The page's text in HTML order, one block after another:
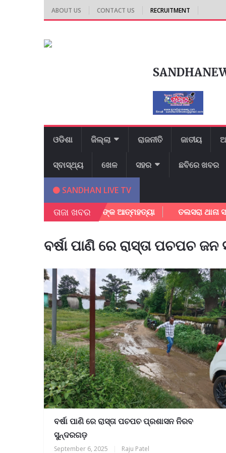
ABOUT US CONTACT US RECRUITMENT
ଓଡିଶା ଜିଲ୍ଲା ରାଜନୀତି ଜାତୀୟ
ସ୍ବାସ୍ଥ୍ୟ ଖେଳ ସହର ଛବିରେ ଖବର
SANDHAN LIVE TV
ତାଜା ଖବର
ନୀବାସରେ ଛାତ୍ରୀ ଙ୍କ ଆତ୍ମହତ୍ୟା ତଲସରା ଥାନା ସାମ୍ନା
ବର୍ଷା ପାଣି ରେ ରାସ୍ତା ପଚପଚ
ବର୍ଷା ପାଣି ରେ ରାସ୍ତା ପଚପଚ ପ୍ରଶାସନ ନିରବ
ସୁନ୍ଦରଗଡ଼
September 6, 2025 Raju Patel